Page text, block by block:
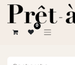
0